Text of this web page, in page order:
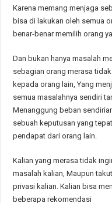
Karena memang menjaga
bisa di lakukan oleh semua
benar-benar memilih orang
Dan bukan hanya masalah
sebagian orang merasa
kepada orang lain, Yang
semua masalahnya sendiri
Menanggung beban
sebuah keputusan yang
pendapat dari orang lain.
Kalian yang merasa tidak
masalah kalian, Maupun
privasi kalian. Kalian bisa
beberapa rekomendasi